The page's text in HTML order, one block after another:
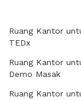
Ruang Kantor
TEDx
Ruang Kantor
Demo Masak
Ruang Kantor